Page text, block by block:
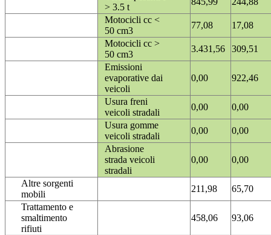
> 3.5 t
Motocicli cc <
50 cm3
77,08
17,08
Motocicli cc >
50 cm3
3.431,56
309,51
Emissioni
evaporative dai
veicoli
0,00 922,46
Usura freni
veicoli stradali
0,00
0,00
Usura gomme
veicoli stradali
0,00
0,00
Abrasione
strada veicoli
stradali
0,00 0,00
Altre sorgenti
mobili
211,98
65,70
Trattamento e
smaltimento
rifiuti
458,06 93,06